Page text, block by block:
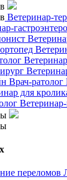
Ветеринар-
Врач-ратолог
для
переломов